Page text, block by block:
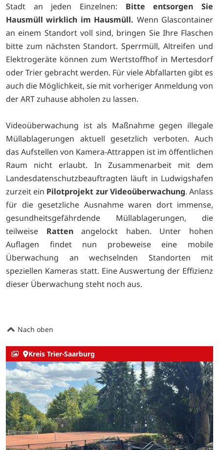
Stadt an jeden Einzelnen: Bitte entsorgen Sie
Hausmüll wirklich im Hausmüll. Wenn Glascontainer
an einem Standort voll sind, bringen Sie Ihre Flaschen
bitte zum nächsten Standort. Sperrmüll, Altreifen und
Elektrogeräte können zum Wertstoffhof in Mertesdorf
oder Trier gebracht werden. Für viele Abfallarten gibt es
auch die Möglichkeit, sie mit vorheriger Anmeldung von
der ART zuhause abholen zu lassen.
Videoüberwachung ist als Maßnahme gegen illegale
Müllablagerungen aktuell gesetzlich verboten. Auch
das Aufstellen von Kamera-Attrappen ist im öffentlichen
Raum nicht erlaubt. In Zusammenarbeit mit dem
Landesdatenschutzbeauftragten läuft in Ludwigshafen
zurzeit ein Pilotprojekt zur Videoüberwachung. Anlass
für die gesetzliche Ausnahme waren dort immense,
gesundheitsgefährdende Müllablagerungen, die
teilweise Rattenangelockt haben. Unter hohen
Auflagen findet nun probeweise eine mobile
Überwachung an wechselnden Standorten mit
speziellen Kameras statt. Eine Auswertung der Effizienz
dieser Überwachung steht noch aus.
Nach oben
Kreis Trier-Saarburg